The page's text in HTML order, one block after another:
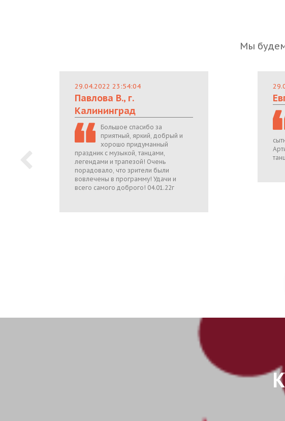
Мы
29.04.2022 23:54:04
Павлова В., г.
Калининград
Большое спасибо за
приятный, яркий, добрый и
хорошо придуманный
праздник с музыкой, танцами,
легендами и трапезой! Очень
порадовало, что зрители были
вовлечены в программу! Удачи и
всего самого доброго! 04.01.22г